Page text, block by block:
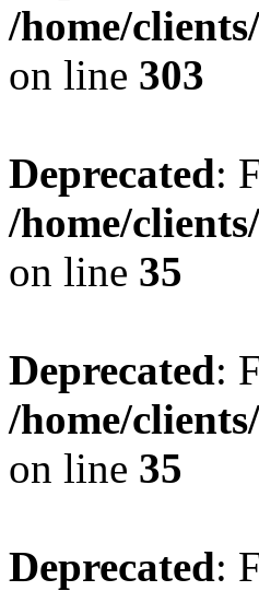
/home/
on line 303
Deprecated:
/home/
on line 35
Deprecated:
/home/
on line 35
Deprecated: